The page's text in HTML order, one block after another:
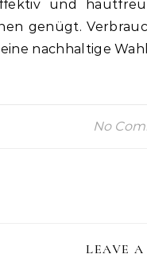
und
genügt.
nachhaltige
No
LEAVE A